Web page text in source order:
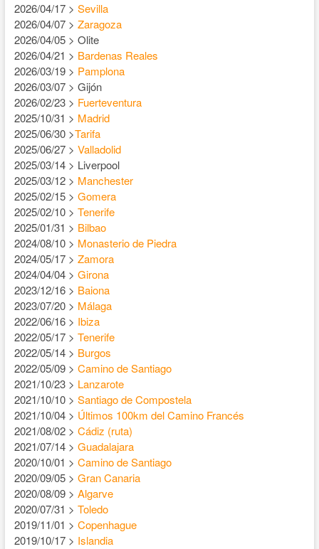
2026/04/17 > Sevilla
2026/04/07 > Zaragoza
2026/04/05 > Olite
2026/04/21 > Bardenas Reales
2026/03/19 > Pamplona
2026/03/07 > Gijón
2026/02/23 > Fuerteventura
2025/10/31 > Madrid
2025/06/30 >Tarifa
2025/06/27 > Valladolid
2025/03/14 > Liverpool
2025/03/12 > Manchester
2025/02/15 > Gomera
2025/02/10 > Tenerife
2025/01/31 > Bilbao
2024/08/10 > Monasterio de Piedra
2024/05/17 > Zamora
2024/04/04 > Girona
2023/12/16 > Baiona
2023/07/20 > Málaga
2022/06/16 > Ibiza
2022/05/17 > Tenerife
2022/05/14 > Burgos
2022/05/09 > Camino de Santiago
2021/10/23 > Lanzarote
2021/10/10 > Santiago de Compostela
2021/10/04 > Últimos 100km del Camino Francés
2021/08/02 > Cádiz (ruta)
2021/07/14 > Guadalajara
2020/10/01 > Camino de Santiago
2020/09/05 > Gran Canaria
2020/08/09 > Algarve
2020/07/31 > Toledo
2019/11/01 > Copenhague
2019/10/17 > Islandia